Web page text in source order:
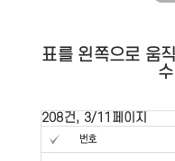
표를 왼쪽으로 움
208건, 3/11페이지